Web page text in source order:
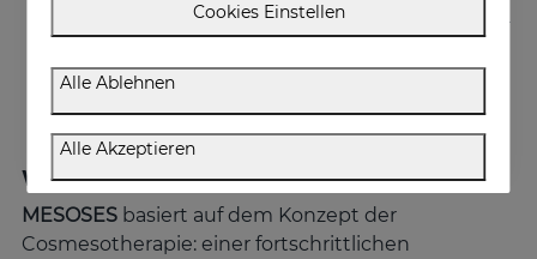
Was unterscheidet MESOSES?
MESOSES basiert auf dem Konzept der
Cosmesotherapie: einer fortschrittlichen
Cookies Einstellen
Alle Ablehnen
Alle Akzeptieren